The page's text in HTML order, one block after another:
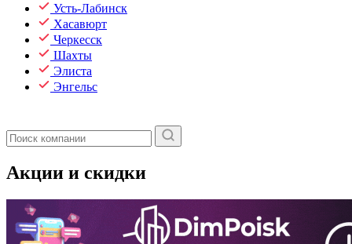
Усть-Лабинск
Хасавюрт
Черкесск
Шахты
Элиста
Энгельс
Акции и скидки